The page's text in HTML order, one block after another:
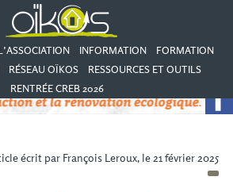
INFORMATION
FORMATION
RÉSEAU OÏKOS
RESSOURCES ET OUTILS
RENTRÉE CREB 2026
écrit par François Leroux, le 21 février 2025